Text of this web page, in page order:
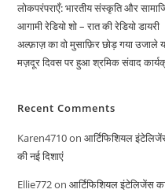
लोकपरंपराएँ: भारतीय संस्कृति और
आगामी रेडियो शो – रात की रेडियो डायरी
अल्फ़ाज़ का वो मुसाफ़िर छोड़ गया उजाले
मज़दूर दिवस पर हुआ श्रमिक संवाद
Recent Comments
Karen4710onआर्टिफिशियल
की नई दिशाएं
Ellie772onआर्टिफिशियल इंटेलिजेंस